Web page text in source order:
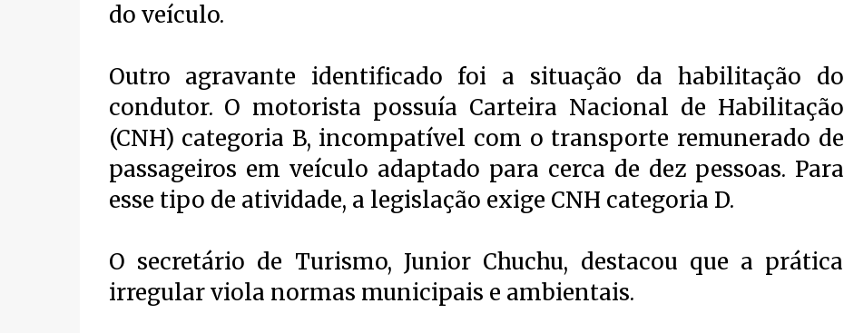
do veículo.
Outro agravante identificado foi a situação da habilitação do
condutor. O motorista possuía Carteira Nacional de Habilitação
(CNH) categoria B, incompatível com o transporte remunerado de
passageiros em veículo adaptado para cerca de dez pessoas. Para
esse tipo de atividade, a legislação exige CNH categoria D.
O secretário de Turismo, Junior Chuchu, destacou que a prática
irregular viola normas municipais e ambientais.